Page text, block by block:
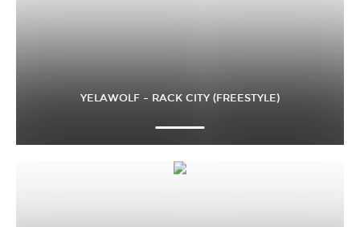
YELAWOLF – RACK CITY (FREESTYLE)